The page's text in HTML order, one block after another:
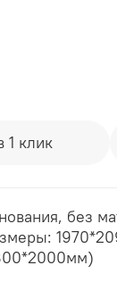
1 клик
без